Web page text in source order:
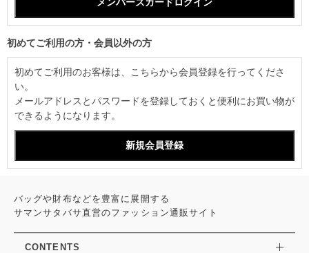
初めてご利用の方・会員以外の方
初めてご利用のお客様は、こちらから会員登録を行ってくださ
い。
メールアドレスとパスワードを登録しておくと便利にお買い物が
できるようになります。
バッグや財布などを豊富に展開する
サマンサタバサ直営のファッション通販サイト
CONTENTS